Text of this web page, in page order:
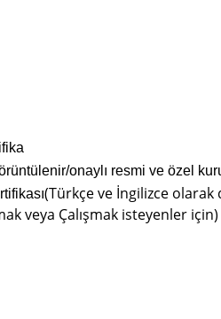
onaylı resmi ve özel
(Türkçe ve İngilizce
veya Çalışmak isteyenler için)